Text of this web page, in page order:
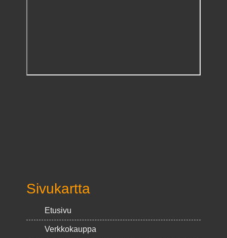
Sivukartta
Etusivu
Verkkokauppa